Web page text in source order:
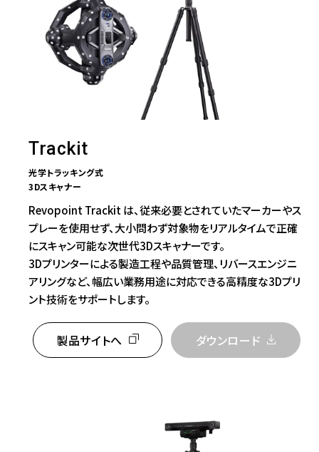
Trackit
光学トラッキング式
3Dスキャナー
Revopoint Trackit は、従来必要とされていたマーカーやス
プレーを使用せず、大小問わず対象物をリアルタイムで正確
にスキャン可能な次世代3Dスキャナーです。
3Dプリンターによる製造工程や品質管理、リバースエンジニ
アリングなど、幅広い業務用途に対応できる高精度な3Dプリ
ント技術をサポートします。
製品サイトへ ダウンロード